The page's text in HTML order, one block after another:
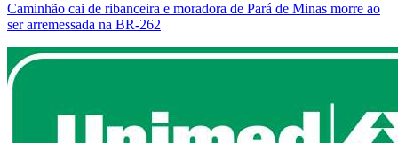
Caminhão cai de ribanceira e moradora de Pará de Minas morre ao
ser arremessada na BR-262